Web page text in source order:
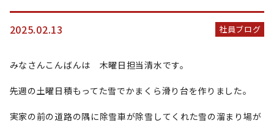
2025.02.13 社員ブログ
みなさんこんばんは 木曜日担当清水です。
先週の土曜日積もってた雪でかまくら滑り台を作りました。
実家の前の道路の隅に除雪車が除雪してくれた雪の溜まり場が